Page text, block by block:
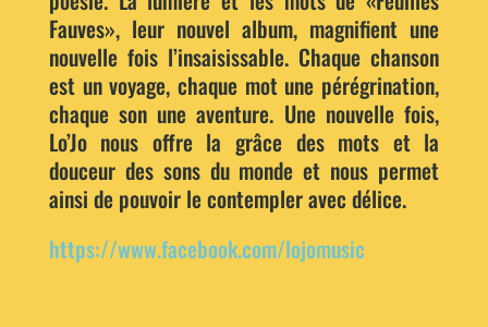
Fauves», leur nouvel album, magnifient une
nouvelle fois l’insaisissable. Chaque chanson
est un voyage, chaque mot une pérégrination,
chaque son une aventure. Une nouvelle fois,
Lo’Jo nous offre la grâce des mots et la
douceur des sons du monde et nous permet
ainsi de pouvoir le contempler avec délice.
https://www.facebook.com/lojomusic